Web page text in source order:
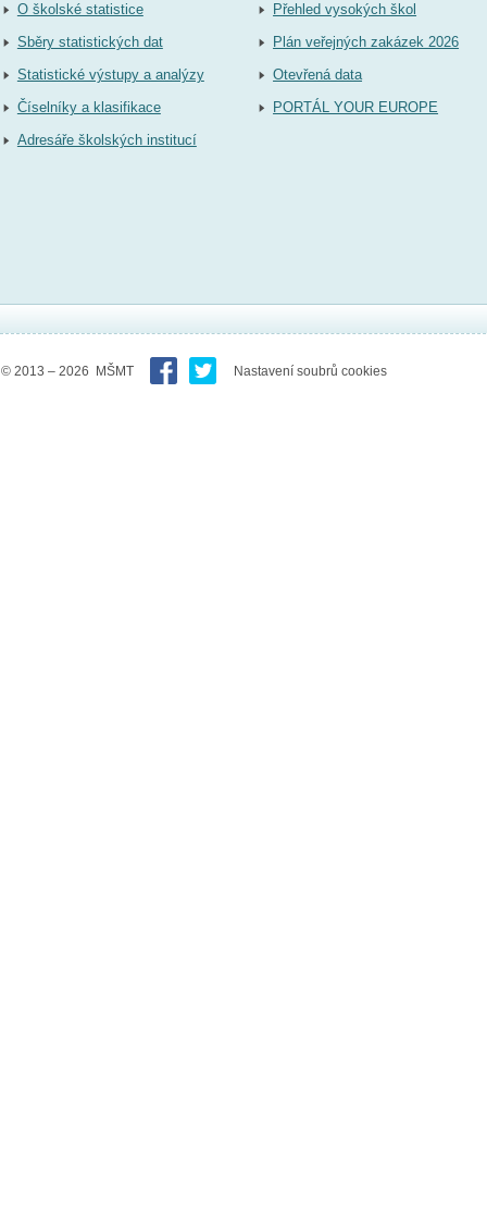
O školské statistice
Sběry statistických dat
Statistické výstupy a analýzy
Číselníky a klasifikace
Adresáře školských institucí
Přehled vysokých škol
Plán veřejných zakázek 2026
Otevřená data
PORTÁL YOUR EUROPE
© 2013 – 2026 MŠMT Nastavení soubrů cookies